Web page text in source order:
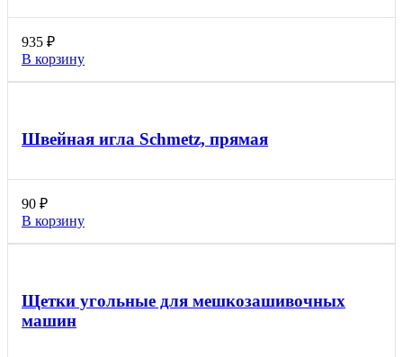
935 ₽
В корзину
Швейная игла Schmetz, прямая
90 ₽
В корзину
Щетки угольные для мешкозашивочных
машин